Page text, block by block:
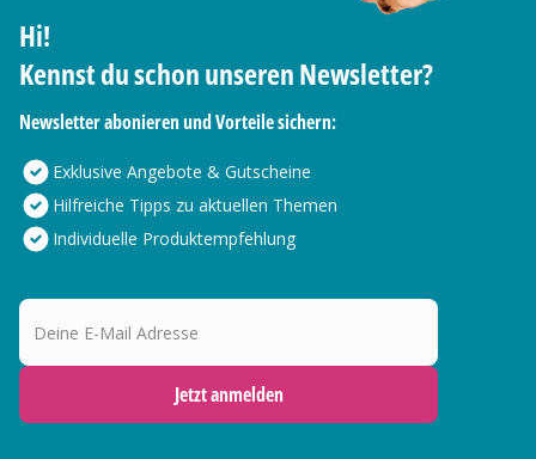
Hi!
Kennst du schon unseren Newsletter?
Newsletter abonieren und Vorteile sichern:
Exklusive Angebote & Gutscheine
Hilfreiche Tipps zu aktuellen Themen
Individuelle Produktempfehlung
Deine E-Mail Adresse
Jetzt anmelden